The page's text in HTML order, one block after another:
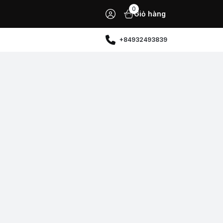
0
Giỏ hàng
+84932493839